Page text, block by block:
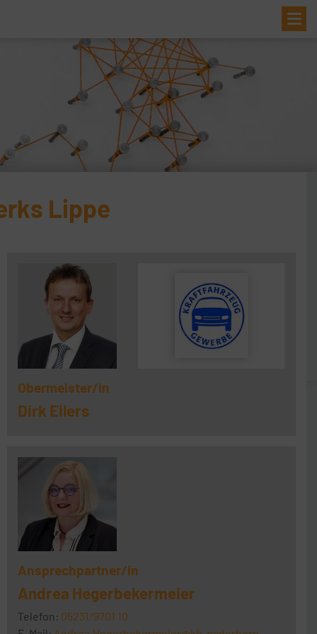
Lippe
Obermeister/in
Dirk Eilers
Ansprechpartner/in
Andrea Hegerbekermeier
Telefon: 05231/9701 10